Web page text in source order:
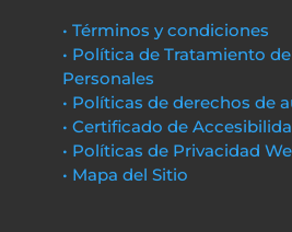
• Términos y condiciones
• Política de Tratamiento
Personales
• Políticas de derechos de
• Certificado de
• Políticas de Privacidad
• Mapa del Sitio